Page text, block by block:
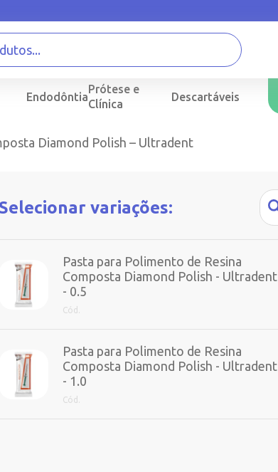
Endodôntia
Prótese e
Clínica
Descartáveis
Diamond Polish – Ultradent
Selecionar variações:
Pasta para Polimento de Resina
Composta Diamond Polish - Ultradent
- 0.5
Cód.
Pasta para Polimento de Resina
Composta Diamond Polish - Ultradent
- 1.0
Cód.